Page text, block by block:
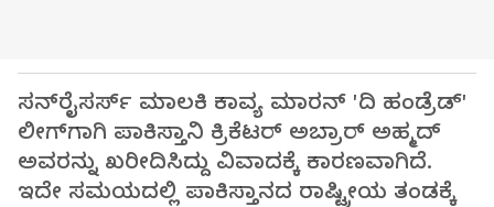
ಸನ್‌ರೈಸರ್ಸ್ ಮಾಲಕಿ ಕಾವ್ಯ ಮಾರನ್ 'ದಿ ಹಂಡ್ರೆಡ್'
ಲೀಗ್‌ಗಾಗಿ ಪಾಕಿಸ್ತಾನಿ ಕ್ರಿಕೆಟರ್ ಅಬ್ರಾರ್ ಅಹ್ಮದ್
ಅವರನ್ನು ಖರೀದಿಸಿದ್ದು ವಿವಾದಕ್ಕೆ ಕಾರಣವಾಗಿದೆ.
ಇದೇ ಸಮಯದಲ್ಲಿ ಪಾಕಿಸ್ತಾನದ ರಾಷ್ಟ್ರೀಯ ತಂಡಕ್ಕೆ